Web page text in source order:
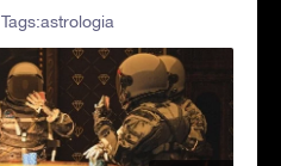
astrologia